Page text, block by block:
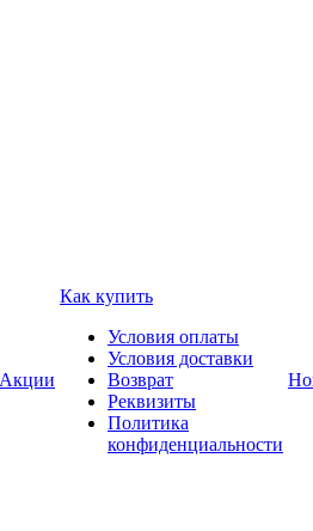
Акции
Как купить
Условия оплаты
Условия доставки
Возврат
Реквизиты
Политика
конфиденциальности